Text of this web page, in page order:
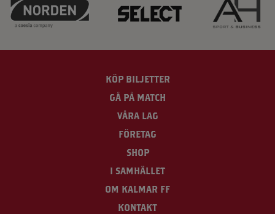
KÖP BILJETTER
GÅ PÅ MATCH
VÅRA LAG
FÖRETAG
SHOP
I SAMHÄLLET
OM KALMAR FF
KONTAKT